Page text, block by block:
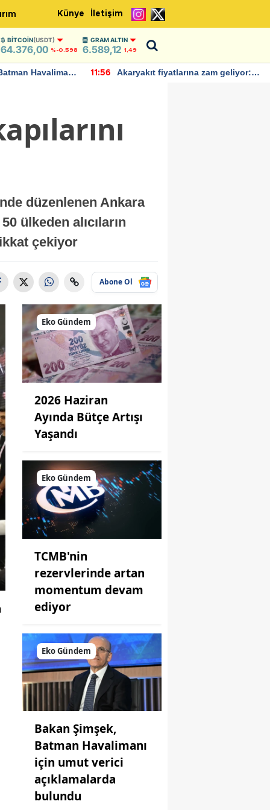
Künye İletişim
BITCOIN(USDT)
64.376,00 %-0.598
GRAM ALTIN
6.589,12 1,49
Havalimanı
11:56
Akaryakıt fiyatlarına zam geliyor:
düzenlenen Ankara
ülkeden alıcıların
çekiyor
Abone Ol
Eko Gündem
2026 Haziran
Ayında Bütçe Artışı
Yaşandı
Eko Gündem
TCMB'nin
rezervlerinde artan
momentum devam
ediyor
Eko Gündem
Bakan Şimşek,
Batman Havalimanı
için umut verici
açıklamalarda
bulundu